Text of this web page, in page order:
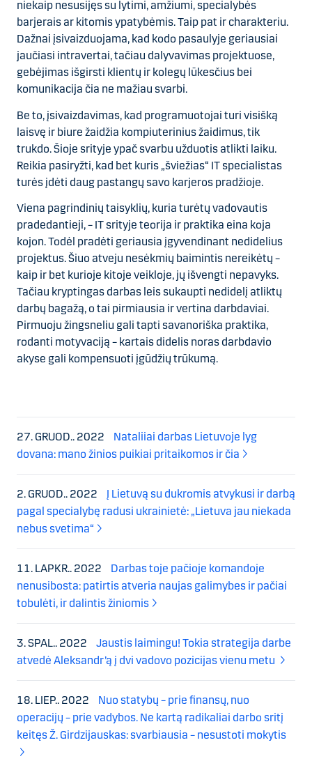
niekaip nesusijęs su lytimi, amžiumi, specialybės
barjerais ar kitomis ypatybėmis. Taip pat ir charakteriu.
Dažnai įsivaizduojama, kad kodo pasaulyje geriausiai
jaučiasi intravertai, tačiau dalyvavimas projektuose,
gebėjimas išgirsti klientų ir kolegų lūkesčius bei
komunikacija čia ne mažiau svarbi.
Be to, įsivaizdavimas, kad programuotojai turi visišką
laisvę ir biure žaidžia kompiuterinius žaidimus, tik
trukdo. Šioje srityje ypač svarbu užduotis atlikti laiku.
Reikia pasiryžti, kad bet kuris „šviežias“ IT specialistas
turės įdėti daug pastangų savo karjeros pradžioje.
Viena pagrindinių taisyklių, kuria turėtų vadovautis
pradedantieji, – IT srityje teorija ir praktika eina koja
kojon. Todėl pradėti geriausia įgyvendinant nedidelius
projektus. Šiuo atveju nesėkmių baimintis nereikėtų –
kaip ir bet kurioje kitoje veikloje, jų išvengti nepavyks.
Tačiau kryptingas darbas leis sukaupti nedidelį atliktų
darbų bagažą, o tai pirmiausia ir vertina darbdaviai.
Pirmuoju žingsneliu gali tapti savanoriška praktika,
rodanti motyvaciją – kartais didelis noras darbdavio
akyse gali kompensuoti įgūdžių trūkumą.
27. GRUOD.. 2022
Nataliiai darbas Lietuvoje lyg
dovana: mano žinios puikiai pritaikomos ir čia
2. GRUOD.. 2022
Į Lietuvą su dukromis atvykusi ir darbą
pagal specialybę radusi ukrainietė: „Lietuva jau niekada
nebus svetima“
11. LAPKR.. 2022
Darbas toje pačioje komandoje
nenusibosta: patirtis atveria naujas galimybes ir pačiai
tobulėti, ir dalintis žiniomis
3. SPAL.. 2022
Jaustis laimingu! Tokia strategija darbe
atvedė Aleksandr’ą į dvi vadovo pozicijas vienu metu
18. LIEP.. 2022
Nuo statybų – prie finansų, nuo
operacijų – prie vadybos. Ne kartą radikaliai darbo sritį
keitęs Ž. Girdzijauskas: svarbiausia – nesustoti mokytis